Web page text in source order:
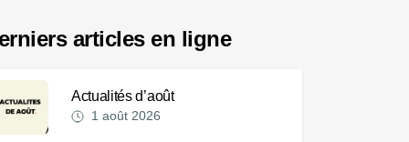
articles en ligne
Actualités d’août
1 août 2026